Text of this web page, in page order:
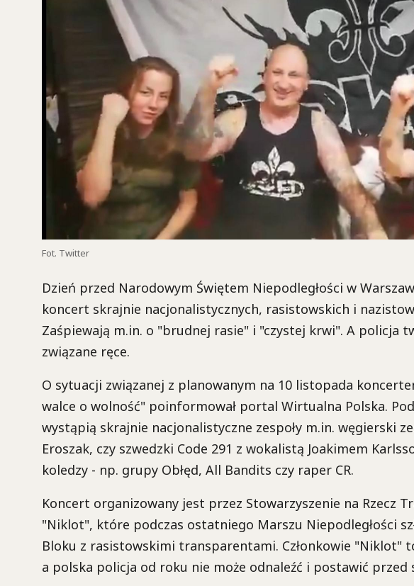
Fot. Twitter
Dzień przed Narodowym Świętem Niepodległości w
koncert skrajnie nacjonalistycznych, rasistowskich i
Zaśpiewają m.in. o "brudnej rasie" i "czystej krwi". A policja
związane ręce.
O sytuacji związanej z planowanym na 10 listopada
walce o wolność" poinformował portal Wirtualna Polska.
wystąpią skrajnie nacjonalistyczne zespoły m.in. węgierski
Eroszak, czy szwedzki Code 291 z wokalistą Joakimem
koledzy - np. grupy Obłęd, All Bandits czy raper CR.
Koncert organizowany jest przez Stowarzyszenie na Rzecz
"Niklot", które podczas ostatniego Marszu Niepodległości
Bloku z rasistowskimi transparentami. Członkowie "Niklot"
a polska policja od roku nie może odnaleźć i postawić przed